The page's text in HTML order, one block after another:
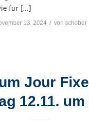
für […]
13, 2024 / von schober
Jour
12.11. um